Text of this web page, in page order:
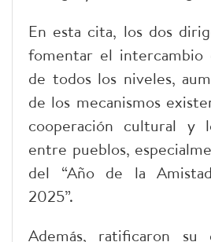
En esta cita, los dos
fomentar el intercambio
de todos los niveles,
de los mecanismos
cooperación cultural y
entre pueblos,
del “Año de la
2025”.
Además, ratificaron su